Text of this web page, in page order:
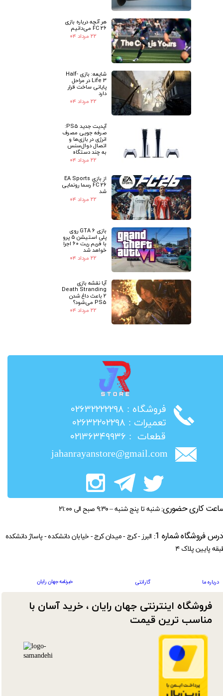
هر آنچه درباره بازی
FC 26 می‌دانیم
۲۲ مرداد ۰۴
شایعه: بازی Half-
Life 3 در مراحل
پایانی ساخت قرار
دارد
۲۲ مرداد ۰۴
آپدیت جدید PS5:
صرفه جویی مصرف
انرژی در بازی‌ها و
اتصال دوال‌سنس
به چند دستگاه
۲۲ مرداد ۰۴
از بازی EA Sports
FC 26 رسما رونمایی
شد
۲۲ مرداد ۰۴
بازی GTA 6 روی
پلی استیشن 5 پرو
با فریم ریت 60 اجرا
خواهد شد
۲۲ مرداد ۰۴
آیا نقشه بازی
Death Stranding
2 باعث داغ شدن
PS5 می‌شود؟
۲۲ مرداد ۰۴
​فروشگاه : ۰۲۶۳۲۲۲۲۲۹۸
​تعمیرات : ۰۲۶۳۲۲۰۲۲۹۸
​قطعات : ۰۲۱۳۶۳۴۹۹۳۶
jahanrayanstore@gmail.com
فروشگاه اینترنتی جهان رایان ، خرید آسان با
مناسب ترین قیمت​​​​​​​
کاری حضوری: شنبه تا پنج شنبه – ۹:۳۰ صبح الی ۲۱:۰۰
درباره ما گارانتی خبرنامه جهان رایان
فروشگاه شماره 1:
البرز - کرج - میدان کرج - خیابان دانشکده - پاساژ دانشکده
پایین پلاک ۴